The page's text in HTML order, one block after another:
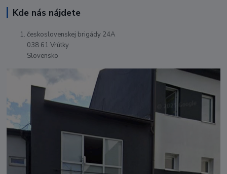
Kde nás nájdete
československej brigády 24A
038 61 Vrútky
Slovensko